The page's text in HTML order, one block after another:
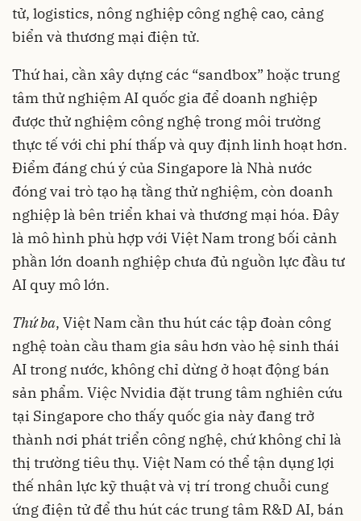
tử, logistics, nông nghiệp công nghệ cao, cảng
biển và thương mại điện tử.
Thứ hai, cần xây dựng các “sandbox” hoặc trung
tâm thử nghiệm AI quốc gia để doanh nghiệp
được thử nghiệm công nghệ trong môi trường
thực tế với chi phí thấp và quy định linh hoạt hơn.
Điểm đáng chú ý của Singapore là Nhà nước
đóng vai trò tạo hạ tầng thử nghiệm, còn doanh
nghiệp là bên triển khai và thương mại hóa. Đây
là mô hình phù hợp với Việt Nam trong bối cảnh
phần lớn doanh nghiệp chưa đủ nguồn lực đầu tư
AI quy mô lớn.
Thứ ba, Việt Nam cần thu hút các tập đoàn công
nghệ toàn cầu tham gia sâu hơn vào hệ sinh thái
AI trong nước, không chỉ dừng ở hoạt động bán
sản phẩm. Việc Nvidia đặt trung tâm nghiên cứu
tại Singapore cho thấy quốc gia này đang trở
thành nơi phát triển công nghệ, chứ không chỉ là
thị trường tiêu thụ. Việt Nam có thể tận dụng lợi
thế nhân lực kỹ thuật và vị trí trong chuỗi cung
ứng điện tử để thu hút các trung tâm R&D AI, bán